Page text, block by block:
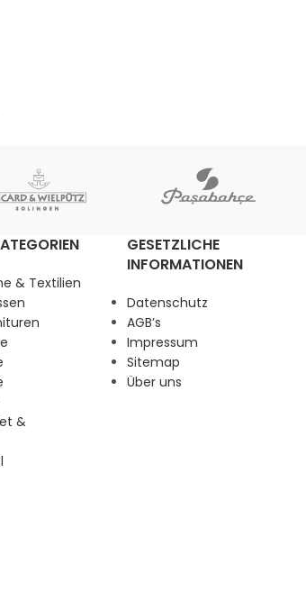
& Textilien
&
GESETZLICHE
INFORMATIONEN
Datenschutz
AGB’s
Impressum
Sitemap
Über uns